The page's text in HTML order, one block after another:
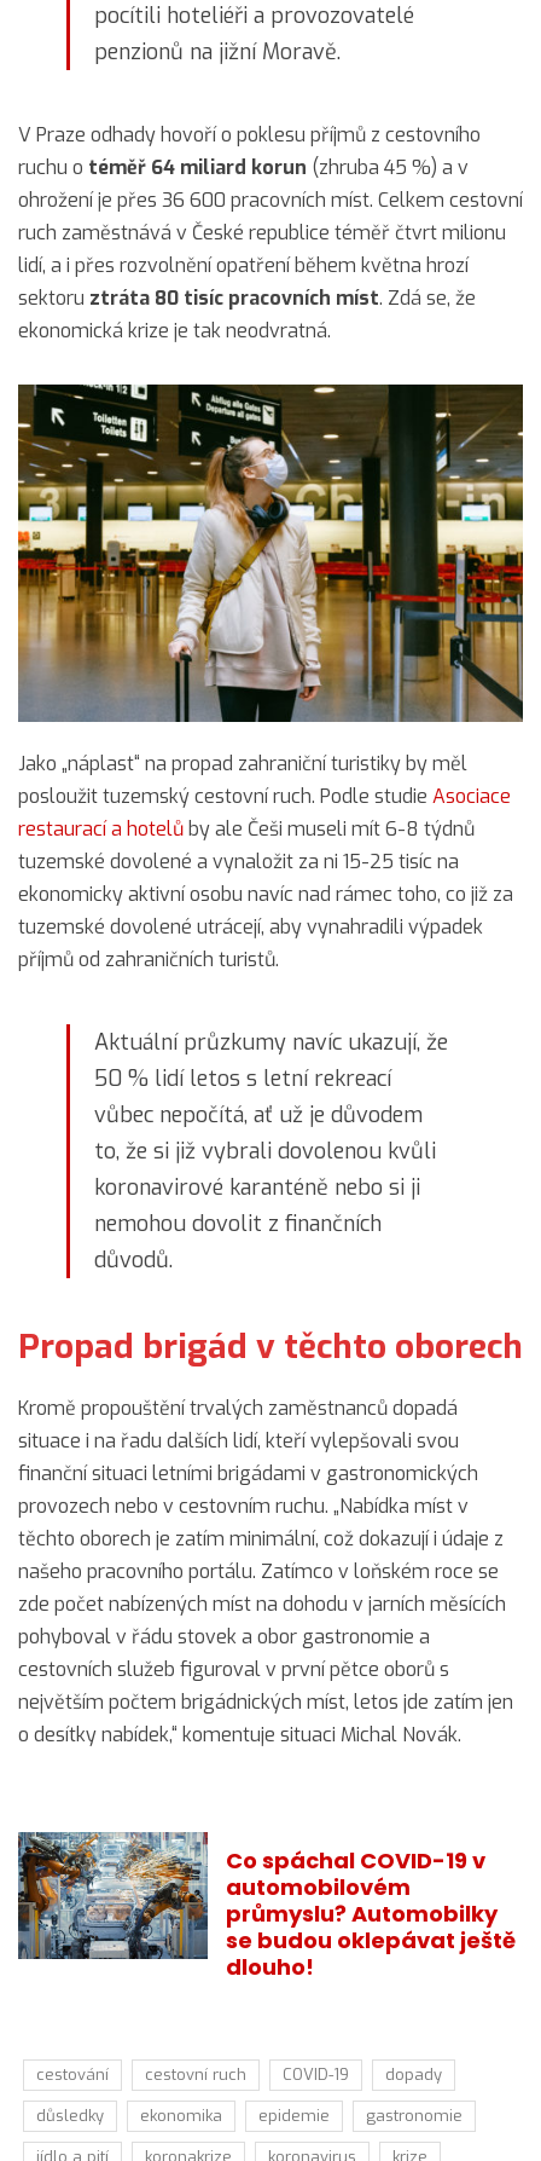
pocítili hoteliéři a provozovatelé
penzionů na jižní Moravě.
V Praze odhady hovoří o poklesu příjmů z cestovního
ruchu o téměř 64 miliard korun (zhruba 45 %) a v
ohrožení je přes 36 600 pracovních míst. Celkem cestovní
ruch zaměstnává v České republice téměř čtvrt milionu
lidí, a i přes rozvolnění opatření během května hrozí
sektoru ztráta 80 tisíc pracovních míst. Zdá se, že
ekonomická krize je tak neodvratná.
Jako „náplast“ na propad zahraniční turistiky by měl
posloužit tuzemský cestovní ruch. Podle studie Asociace
restaurací a hotelůby ale Češi museli mít 6-8 týdnů
tuzemské dovolené a vynaložit za ni 15-25 tisíc na
ekonomicky aktivní osobu navíc nad rámec toho, co již za
tuzemské dovolené utrácejí, aby vynahradili výpadek
příjmů od zahraničních turistů.
Aktuální průzkumy navíc ukazují, že
50 % lidí letos s letní rekreací
vůbec nepočítá, ať už je důvodem
to, že si již vybrali dovolenou kvůli
koronavirové karanténě nebo si ji
nemohou dovolit z finančních
důvodů.
Propad brigád v těchto oborech
Kromě propouštění trvalých zaměstnanců dopadá
situace i na řadu dalších lidí, kteří vylepšovali svou
finanční situaci letními brigádami v gastronomických
provozech nebo v cestovním ruchu. „Nabídka míst v
těchto oborech je zatím minimální, což dokazují i údaje z
našeho pracovního portálu. Zatímco v loňském roce se
zde počet nabízených míst na dohodu v jarních měsících
pohyboval v řádu stovek a obor gastronomie a
cestovních služeb figuroval v první pětce oborů s
největším počtem brigádnických míst, letos jde zatím jen
o desítky nabídek,“ komentuje situaci Michal Novák.
Co spáchal COVID-19 v
automobilovém
průmyslu? Automobilky
se budou oklepávat ještě
dlouho!
cestování cestovní ruch COVID-19
dopady
důsledky
ekonomika epidemie
gastronomie
jídlo a pití
koronakrize koronavirus krize